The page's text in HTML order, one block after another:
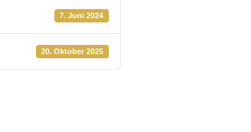
7. Juni 2024
20. Oktober 2025